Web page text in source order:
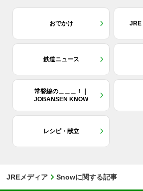
おでかけ JRE
鉄道ニュース
常磐線の＿＿＿！｜
JOBANSEN KNOW
レシピ・献立
JREメディア Snowに関する記事